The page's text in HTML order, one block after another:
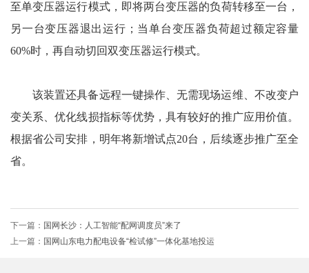
至单变压器运行模式，即将两台变压器的负荷转移至一台，
另一台变压器退出运行；当单台变压器负荷超过额定容量
60%时，再自动切回双变压器运行模式。
该装置还具备远程一键操作、无需现场运维、不改变户
变关系、优化线损指标等优势，具有较好的推广应用价值。
根据省公司安排，明年将新增试点20台，后续逐步推广至全
省。
下一篇： 国网长沙：人工智能“配网调度员”来了
上一篇： 国网山东电力配电设备“检试修”一体化基地投运